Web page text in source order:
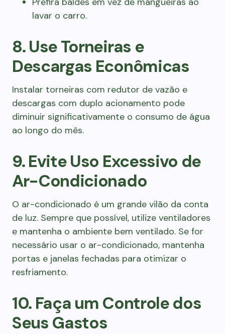
lavar o carro.
8. Use Torneiras e
Descargas Econômicas
Instalar torneiras com redutor de vazão e
descargas com duplo acionamento pode
diminuir significativamente o consumo de água
ao longo do mês.
9. Evite Uso Excessivo de
Ar-Condicionado
O ar-condicionado é um grande vilão da conta
de luz. Sempre que possível, utilize ventiladores
e mantenha o ambiente bem ventilado. Se for
necessário usar o ar-condicionado, mantenha
portas e janelas fechadas para otimizar o
resfriamento.
10. Faça um Controle dos
Seus Gastos